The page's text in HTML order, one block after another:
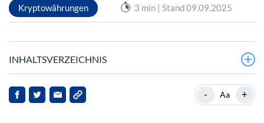
Kryptowährungen 3 min | Stand 09.09.2025
INHALTSVERZEICHNIS
Hintergrund zu Sky
- Aa +